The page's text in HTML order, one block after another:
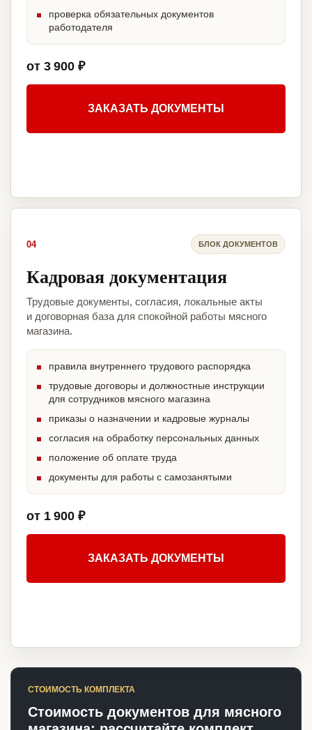
проверка обязательных документов
работодателя
от 3 900 ₽
ЗАКАЗАТЬ ДОКУМЕНТЫ
04 БЛОК ДОКУМЕНТОВ
Кадровая документация
Трудовые документы, согласия, локальные акты
и договорная база для спокойной работы мясного
магазина.
правила внутреннего трудового распорядка
трудовые договоры и должностные инструкции
для сотрудников мясного магазина
приказы о назначении и кадровые журналы
согласия на обработку персональных данных
положение об оплате труда
документы для работы с самозанятыми
от 1 900 ₽
ЗАКАЗАТЬ ДОКУМЕНТЫ
СТОИМОСТЬ КОМПЛЕКТА
Стоимость документов для мясного